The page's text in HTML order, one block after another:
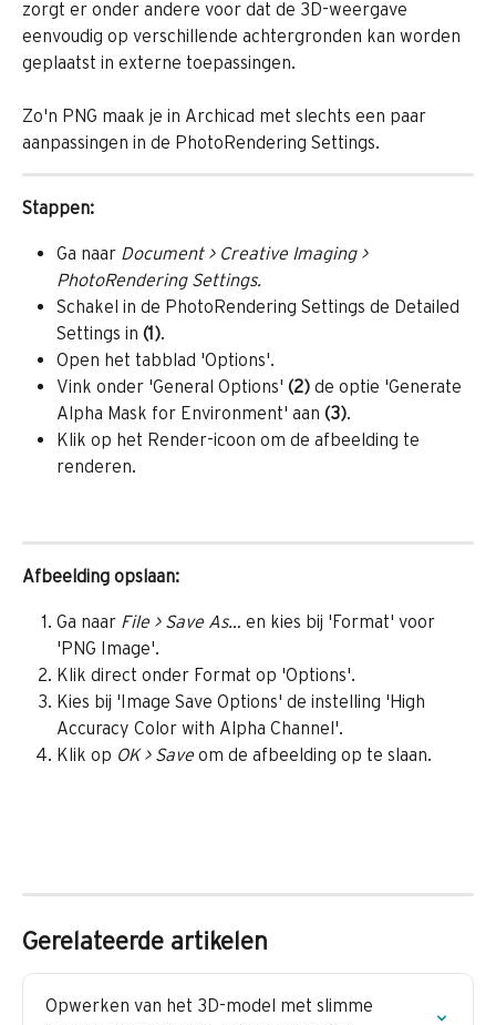
zorgt er onder andere voor dat de 3D-weergave
eenvoudig op verschillende achtergronden kan worden
geplaatst in externe toepassingen.
Zo'n PNG maak je in Archicad met slechts een paar
aanpassingen in de PhotoRendering Settings.
Stappen:
Ga naar Document > Creative Imaging >
PhotoRendering Settings.
Schakel in de PhotoRendering Settings de Detailed
Settings in (1).
Open het tabblad 'Options'.
Vink onder 'General Options' (2) de optie 'Generate
Alpha Mask for Environment' aan (3).
Klik op het Render-icoon om de afbeelding te
renderen.
Afbeelding opslaan:
Ga naar File > Save As… en kies bij 'Format' voor
'PNG Image'.
Klik direct onder Format op 'Options'.
Kies bij 'Image Save Options' de instelling 'High
Accuracy Color with Alpha Channel'.
Klik op OK > Save om de afbeelding op te slaan.
Gerelateerde artikelen
Opwerken van het 3D-model met slimme